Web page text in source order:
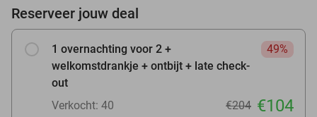
Reserveer jouw deal
1 overnachting voor 2 +
welkomstdrankje + ontbijt + late check-
out
49%
Verkocht: 40 €204 €104